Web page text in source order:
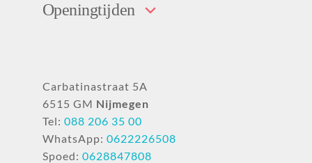
Openingtijden
Carbatinastraat 5A
6515 GM Nijmegen
Tel: 088 206 35 00
WhatsApp: 0622226508
Spoed: 0628847808